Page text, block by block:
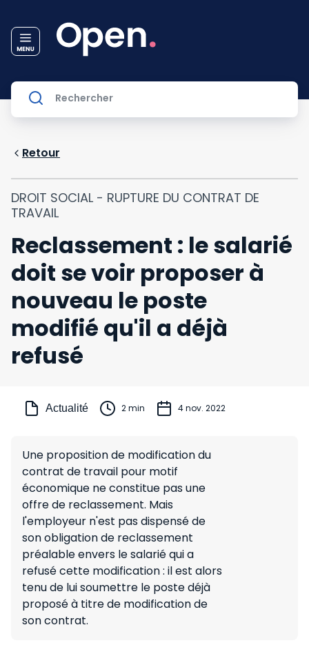
Retour
DROIT SOCIAL - RUPTURE DU CONTRAT DE
TRAVAIL
Reclassement : le salarié
doit se voir proposer à
nouveau le poste
modifié qu'il a déjà
refusé
Actualité 2 min 4 nov. 2022
Une proposition de modification du
contrat de travail pour motif
économique ne constitue pas une
offre de reclassement. Mais
l'employeur n'est pas dispensé de
son obligation de reclassement
préalable envers le salarié qui a
refusé cette modification : il est alors
tenu de lui soumettre le poste déjà
proposé à titre de modification de
son contrat.